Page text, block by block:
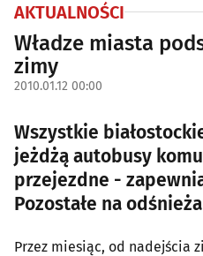
AKTUALNOŚCI
Władze miasta
zimy
2010.01.12 00:00
Wszystkie
jeżdżą autobusy
przejezdne -
Pozostałe na
Przez miesiąc, od nadejścia